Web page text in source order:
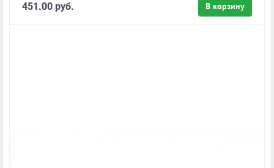
В корзину
451.00 руб.